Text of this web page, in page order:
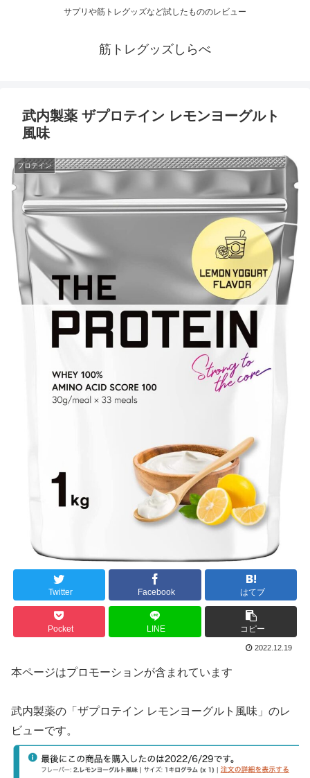
サプリや筋トレグッズなど試したもののレビュー
筋トレグッズしらべ
武内製薬 ザプロテイン レモンヨーグルト
風味
プロテイン
Twitter Facebook はてブ
Pocket LINE コピー
2022.12.19
本ページはプロモーションが含まれています
武内製薬の「ザプロテイン レモンヨーグルト風味」のレ
ビューです。